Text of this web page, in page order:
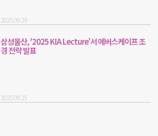
2025.09.29
삼성물산, '2025 KIA Lecture'서 에버스케이프 조
경 전략 발표
2025.09.25